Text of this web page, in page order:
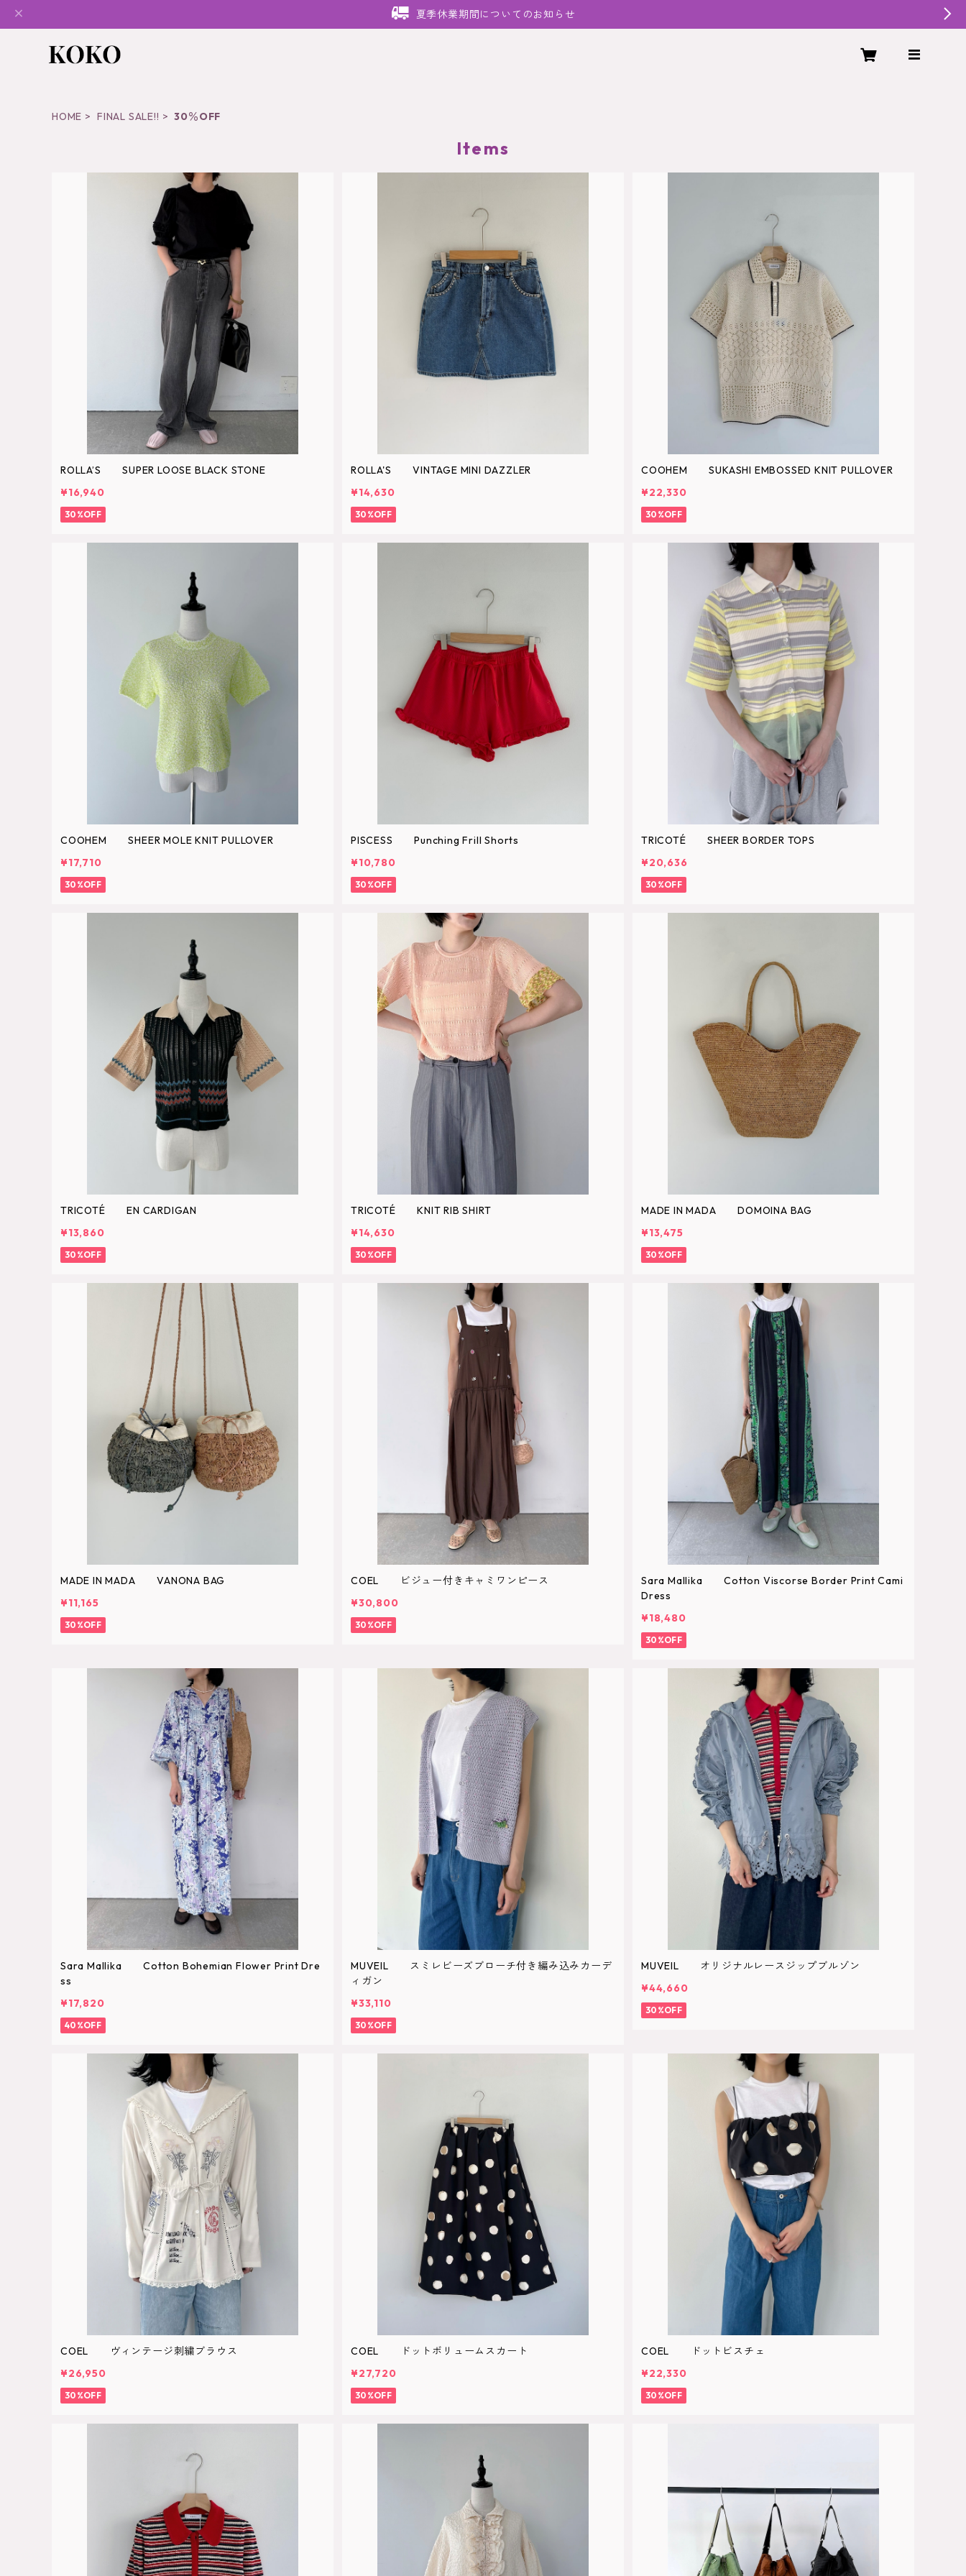
夏季休業期間についてのお知らせ
HOME FINAL SALE!! 30％OFF
Items
ROLLA’S SUPER LOOSE BLACK STONE
¥16,940
30%OFF
ROLLA'S VINTAGE MINI DAZZLER
¥14,630
30%OFF
COOHEM SUKASHI EMBOSSED KNIT PULLOVER
¥22,330
30%OFF
COOHEM SHEER MOLE KNIT PULLOVER
¥17,710
30%OFF
PISCESS Punching Frill Shorts
¥10,780
30%OFF
TRICOTÉ SHEER BORDER TOPS
¥20,636
30%OFF
TRICOTÉ EN CARDIGAN
¥13,860
30%OFF
TRICOTÉ KNIT RIB SHIRT
¥14,630
30%OFF
MADE IN MADA DOMOINA BAG
¥13,475
30%OFF
MADE IN MADA VANONA BAG
¥11,165
30%OFF
COEL ビジュー付きキャミワンピース
¥30,800
30%OFF
Sara Mallika Cotton Viscorse Border Print Cami
Dress
¥18,480
30%OFF
Sara Mallika Cotton Bohemian Flower Print Dre
ss
¥17,820
40%OFF
MUVEIL スミレビーズブローチ付き編み込みカーデ
ィガン
¥33,110
30%OFF
MUVEIL オリジナルレースジップブルゾン
¥44,660
30%OFF
COEL ヴィンテージ刺繍ブラウス
¥26,950
30%OFF
COEL ドットボリュームスカート
¥27,720
30%OFF
COEL ドットビスチェ
¥22,330
30%OFF